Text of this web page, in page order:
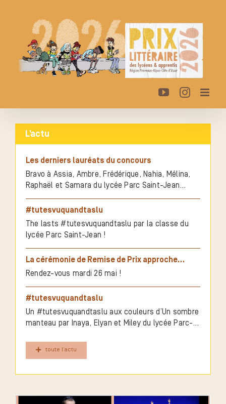
YouTube
L’actu
Les derniers lauréats du concours
Bravo à Assia, Ambre, Frédérique, Nahia, Mélina,
Raphaël et Samara du lycée Parc Saint-Jean
(Toulon) !
#tutesvuquandtaslu
The lasts #tutesvuquandtaslu par la classe du
lycée Parc Saint-Jean !
La cérémonie de Remise de Prix approche…
Rendez-vous mardi 26 mai !
#tutesvuquandtaslu
Un #tutesvuquandtaslu aux couleurs d’Un sombre
manteau par Inaya, Elyan et Miley du lycée Parc-
toute l’actu